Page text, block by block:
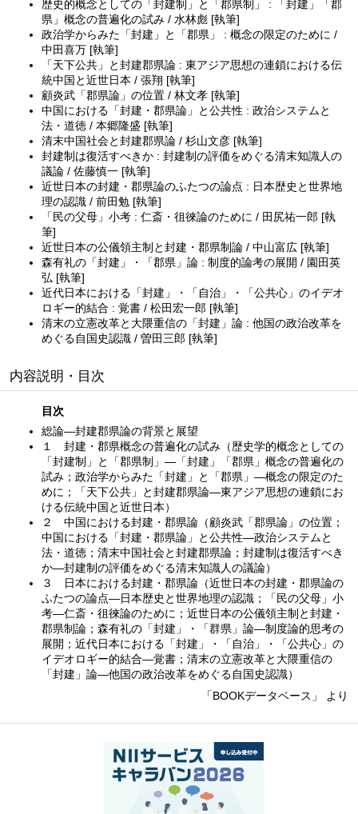
歴史的概念としての「封建制」と「郡県制」 : 「封建」「郡
県」概念の普遍化の試み / 水林彪 [執筆]
政治学からみた「封建」と「郡県」 : 概念の限定のために /
中田喜万 [執筆]
「天下公共」と封建郡県論 : 東アジア思想の連鎖における伝
統中国と近世日本 / 張翔 [執筆]
顧炎武「郡県論」の位置 / 林文孝 [執筆]
中国における「封建・郡県論」と公共性 : 政治システムと
法・道徳 / 本郷隆盛 [執筆]
清末中国社会と封建郡県論 / 杉山文彦 [執筆]
封建制は復活すべきか : 封建制の評価をめぐる清末知識人の
議論 / 佐藤慎一 [執筆]
近世日本の封建・郡県論のふたつの論点 : 日本歴史と世界地
理の認識 / 前田勉 [執筆]
「民の父母」小考 : 仁斎・徂徠論のために / 田尻祐一郎 [執
筆]
近世日本の公儀領主制と封建・郡県制論 / 中山富広 [執筆]
森有礼の「封建」・「郡県」論 : 制度的論考の展開 / 園田英
弘 [執筆]
近代日本における「封建」・「自治」・「公共心」のイデオ
ロギー的結合 : 覚書 / 松田宏一郎 [執筆]
清末の立憲改革と大隈重信の「封建」論 : 他国の政治改革を
めぐる自国史認識 / 曽田三郎 [執筆]
内容説明・目次
目次
総論—封建郡県論の背景と展望
１ 封建・郡県概念の普遍化の試み（歴史学的概念としての
「封建制」と「郡県制」—「封建」「郡県」概念の普遍化の
試み；政治学からみた「封建」と「郡県」—概念の限定のた
めに；「天下公共」と封建郡県論—東アジア思想の連鎖にお
ける伝統中国と近世日本）
２ 中国における封建・郡県論（顧炎武「郡県論」の位置；
中国における「封建・郡県論」と公共性—政治システムと
法・道徳；清末中国社会と封建郡県論；封建制は復活すべき
か—封建制の評価をめぐる清末知識人の議論）
３ 日本における封建・郡県論（近世日本の封建・郡県論の
ふたつの論点—日本歴史と世界地理の認識；「民の父母」小
考—仁斎・徂徠論のために；近世日本の公儀領主制と封建・
郡県制論；森有礼の「封建」・「群県」論—制度論的思考の
展開；近代日本における「封建」・「自治」・「公共心」の
イデオロギー的結合—覚書；清末の立憲改革と大隈重信の
「封建」論—他国の政治改革をめぐる自国史認識）
「BOOKデータベース」 より